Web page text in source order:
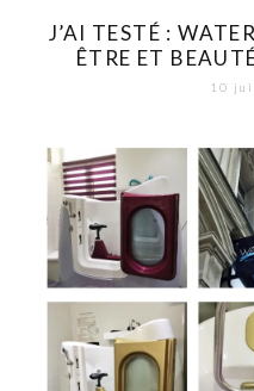
J’AI TESTÉ :
ÊTRE ET
10